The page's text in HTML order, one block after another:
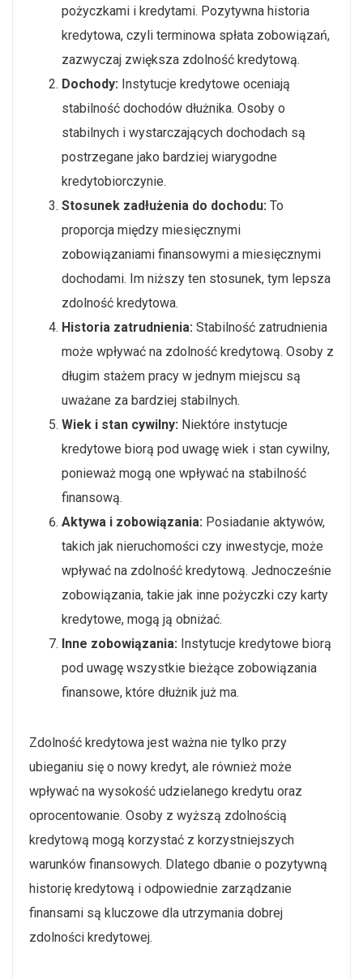
pożyczkami i kredytami. Pozytywna historia
kredytowa, czyli terminowa spłata zobowiązań,
zazwyczaj zwiększa zdolność kredytową.
Dochody: Instytucje kredytowe oceniają
stabilność dochodów dłużnika. Osoby o
stabilnych i wystarczających dochodach są
postrzegane jako bardziej wiarygodne
kredytobiorczynie.
Stosunek zadłużenia do dochodu: To
proporcja między miesięcznymi
zobowiązaniami finansowymi a miesięcznymi
dochodami. Im niższy ten stosunek, tym lepsza
zdolność kredytowa.
Historia zatrudnienia: Stabilność zatrudnienia
może wpływać na zdolność kredytową. Osoby z
długim stażem pracy w jednym miejscu są
uważane za bardziej stabilnych.
Wiek i stan cywilny: Niektóre instytucje
kredytowe biorą pod uwagę wiek i stan cywilny,
ponieważ mogą one wpływać na stabilność
finansową.
Aktywa i zobowiązania: Posiadanie aktywów,
takich jak nieruchomości czy inwestycje, może
wpływać na zdolność kredytową. Jednocześnie
zobowiązania, takie jak inne pożyczki czy karty
kredytowe, mogą ją obniżać.
Inne zobowiązania: Instytucje kredytowe biorą
pod uwagę wszystkie bieżące zobowiązania
finansowe, które dłużnik już ma.
Zdolność kredytowa jest ważna nie tylko przy
ubieganiu się o nowy kredyt, ale również może
wpływać na wysokość udzielanego kredytu oraz
oprocentowanie. Osoby z wyższą zdolnością
kredytową mogą korzystać z korzystniejszych
warunków finansowych. Dlatego dbanie o pozytywną
historię kredytową i odpowiednie zarządzanie
finansami są kluczowe dla utrzymania dobrej
zdolności kredytowej.